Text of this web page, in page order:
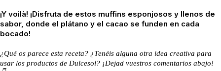
¡Y voilà! ¡Disfruta de estos muffins esponjosos y llenos de
sabor, donde el plátano y el cacao se funden en cada
bocado!
¿Qué os parece esta receta? ¿Tenéis alguna otra idea creativa para
usar los productos de Dulcesol? ¡Dejad vuestros comentarios abajo!